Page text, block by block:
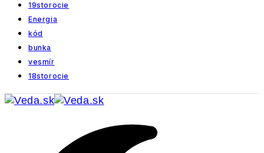
19storocie
Energia
kód
bunka
vesmír
18storocie